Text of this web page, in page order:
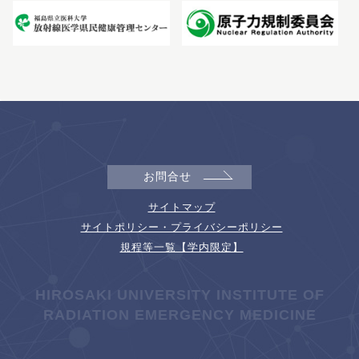
お問合せ
サイトマップ
サイトポリシー・プライバシーポリシー
規程等一覧【学内限定】
HIROSAKI UNIVERSITY INSTITUTE OF
RADIATION EMERGENCY MEDICINE